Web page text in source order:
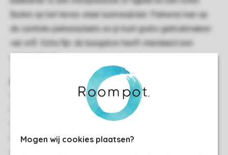
Mogen wij cookies plaatsen?
Buiten op het terras staat tuinmeubilair. Parkeren kan op
de centrale parkeerplaats en je kunt gratis gebruikmaken
van wifi. Extra fijn: de bungalow heeft standaard een
Gelijkvloers